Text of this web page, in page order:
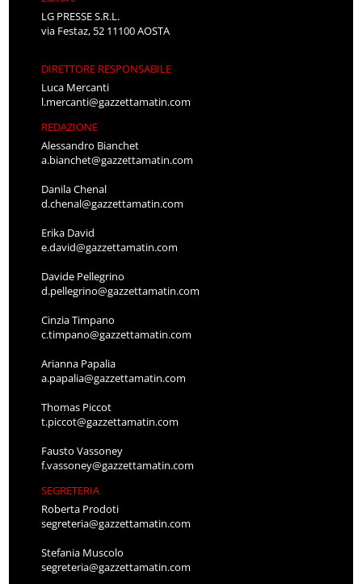
LG PRESSE S.R.L.
via Festaz, 52 11100 AOSTA
DIRETTORE RESPONSABILE
Luca Mercanti
l.mercanti@gazzettamatin.com
REDAZIONE
Alessandro Bianchet
a.bianchet@gazzettamatin.com
Danila Chenal
d.chenal@gazzettamatin.com
Erika David
e.david@gazzettamatin.com
Davide Pellegrino
d.pellegrino@gazzettamatin.com
Cinzia Timpano
c.timpano@gazzettamatin.com
Arianna Papalia
a.papalia@gazzettamatin.com
Thomas Piccot
t.piccot@gazzettamatin.com
Fausto Vassoney
f.vassoney@gazzettamatin.com
SEGRETERIA
Roberta Prodoti
segreteria@gazzettamatin.com
Stefania Muscolo
segreteria@gazzettamatin.com